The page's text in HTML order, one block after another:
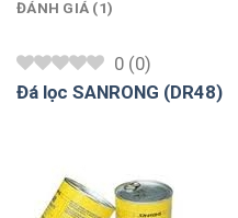
ĐÁNH GIÁ (1)
0 (0)
Đá lọc SANRONG (DR48)